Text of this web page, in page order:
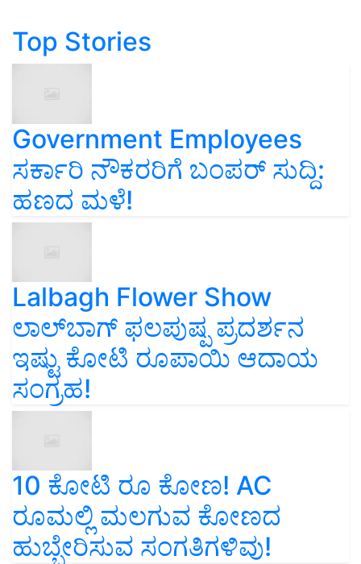
Top Stories
Government Employees
ಸರ್ಕಾರಿ ನೌಕರರಿಗೆ ಬಂಪರ್‌ ಸುದ್ದಿ:
ಹಣದ ಮಳೆ!
Lalbagh Flower Show
ಲಾಲ್‌ಬಾಗ್ ಫಲಪುಷ್ಪ ಪ್ರದರ್ಶನ
ಇಷ್ಟು ಕೋಟಿ ರೂಪಾಯಿ ಆದಾಯ
ಸಂಗ್ರಹ!
10 ಕೋಟಿ ರೂ ಕೋಣ! AC
ರೂಮಲ್ಲಿ ಮಲಗುವ ಕೋಣದ
ಹುಬ್ಬೇರಿಸುವ ಸಂಗತಿಗಳಿವು!